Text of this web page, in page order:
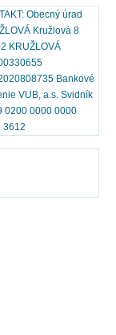
Obecný úrad
Kružlová 8
KRUŽLOVÁ
Bankové
VUB, a.s. Svidník
0200 0000 0000
3612